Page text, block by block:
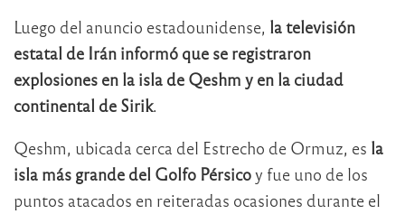
Luego del anuncio estadounidense, la televisión
estatal de Irán informó que se registraron
explosiones en la isla de Qeshm y en la ciudad
continental de Sirik.
Qeshm, ubicada cerca del Estrecho de Ormuz, es la
isla más grande del Golfo Pérsicoy fue uno de los
puntos atacados en reiteradas ocasiones durante el